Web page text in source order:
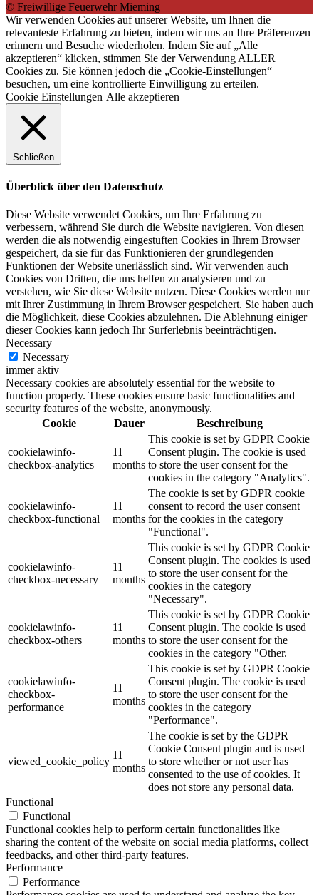
© Freiwillige Feuerwehr Mieming
Wir verwenden Cookies auf unserer Website, um Ihnen die
relevanteste Erfahrung zu bieten, indem wir uns an Ihre Präferenzen
erinnern und Besuche wiederholen. Indem Sie auf „Alle
akzeptieren“ klicken, stimmen Sie der Verwendung ALLER
Cookies zu. Sie können jedoch die „Cookie-Einstellungen“
besuchen, um eine kontrollierte Einwilligung zu erteilen.
Cookie Einstellungen Alle akzeptieren
Schließen
Überblick über den Datenschutz
Diese Website verwendet Cookies, um Ihre Erfahrung zu
verbessern, während Sie durch die Website navigieren. Von diesen
werden die als notwendig eingestuften Cookies in Ihrem Browser
gespeichert, da sie für das Funktionieren der grundlegenden
Funktionen der Website unerlässlich sind. Wir verwenden auch
Cookies von Dritten, die uns helfen zu analysieren und zu
verstehen, wie Sie diese Website nutzen. Diese Cookies werden nur
mit Ihrer Zustimmung in Ihrem Browser gespeichert. Sie haben auch
die Möglichkeit, diese Cookies abzulehnen. Die Ablehnung einiger
dieser Cookies kann jedoch Ihr Surferlebnis beeinträchtigen.
Necessary
Necessary
immer aktiv
Necessary cookies are absolutely essential for the website to
function properly. These cookies ensure basic functionalities and
security features of the website, anonymously.
Cookie
Dauer Beschreibung
cookielawinfo-
checkbox-analytics
11
months
This cookie is set by GDPR Cookie
Consent plugin. The cookie is used
to store the user consent for the
cookies in the category "Analytics".
cookielawinfo-
checkbox-functional
11
months
The cookie is set by GDPR cookie
consent to record the user consent
for the cookies in the category
"Functional".
cookielawinfo-
checkbox-necessary
11
months
This cookie is set by GDPR Cookie
Consent plugin. The cookies is used
to store the user consent for the
cookies in the category
"Necessary".
cookielawinfo-
checkbox-others
11
months
This cookie is set by GDPR Cookie
Consent plugin. The cookie is used
to store the user consent for the
cookies in the category "Other.
cookielawinfo-
checkbox-
performance
11
months
This cookie is set by GDPR Cookie
Consent plugin. The cookie is used
to store the user consent for the
cookies in the category
"Performance".
viewed_cookie_policy
11
months
The cookie is set by the GDPR
Cookie Consent plugin and is used
to store whether or not user has
consented to the use of cookies. It
does not store any personal data.
Functional
Functional
Functional cookies help to perform certain functionalities like
sharing the content of the website on social media platforms, collect
feedbacks, and other third-party features.
Performance
Performance